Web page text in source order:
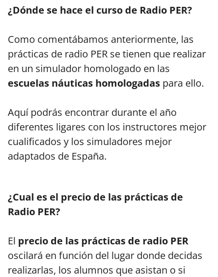
¿Dónde se hace el curso de Radio PER?
Como comentábamos anteriormente, las
prácticas de radio PER se tienen que realizar
en un simulador homologado en las
escuelas náuticas homologadas para ello.
Aquí podrás encontrar durante el año
diferentes ligares con los instructores mejor
cualificados y los simuladores mejor
adaptados de España.
¿Cual es el precio de las prácticas de
Radio PER?
El precio de las prácticas de radio PER
oscilará en función del lugar donde decidas
realizarlas, los alumnos que asistan o si